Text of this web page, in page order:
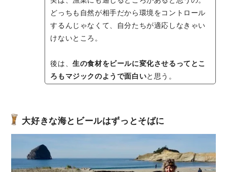
どっちも自然が相手だから環境をコントロール
するんじゃなくて、自分たちが適応しなきゃい
けないところ。
後は、生の食材をビールに変化させるってとこ
ろもマジックのようで面白いと思う。
大好きな海とビールはずっとそばに